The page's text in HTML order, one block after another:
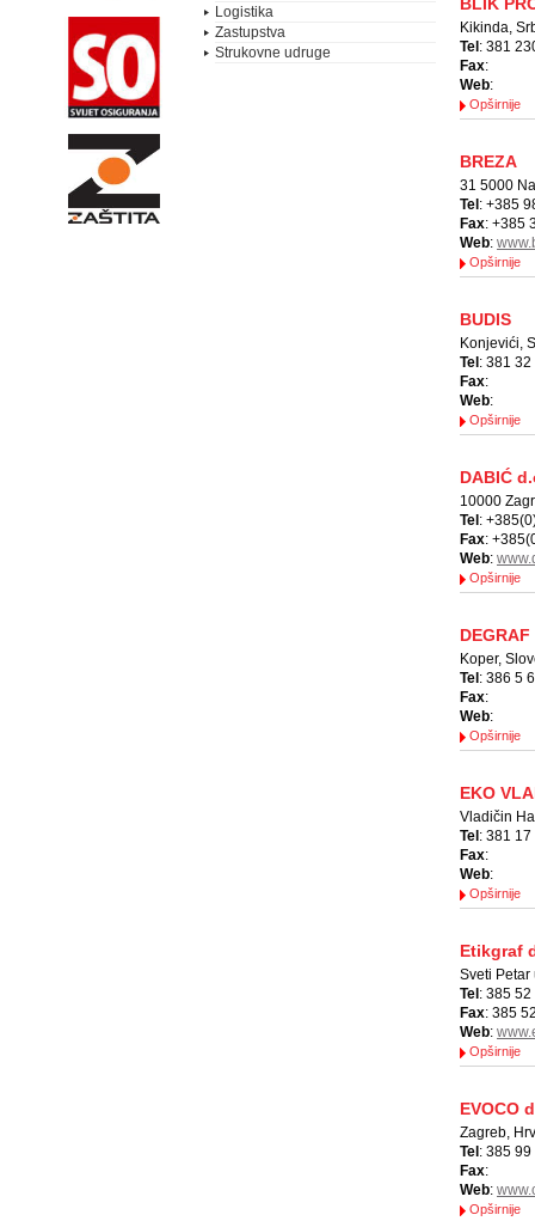
Logistika
Zastupstva
Strukovne udruge
Kikinda,
Tel : 381
Fax:
Web:
Opširnije
BREZA
31 5000
Tel : +385
Fax: +385
Web:
Opširnije
BUDIS
Konjevići,
Tel : 381
Fax:
Web:
Opširnije
DABIĆ
10000
Tel :
Fax:
Web:
Opširnije
DEGRAF
Koper,
Tel : 386 5
Fax:
Web:
Opširnije
EKO
Vladičin
Tel : 381
Fax:
Web:
Opširnije
Etikgraf
Sveti Petar
Tel : 385
Fax: 385
Web:
Opširnije
EVOCO
Zagreb,
Tel : 385
Fax:
Web:
Opširnije